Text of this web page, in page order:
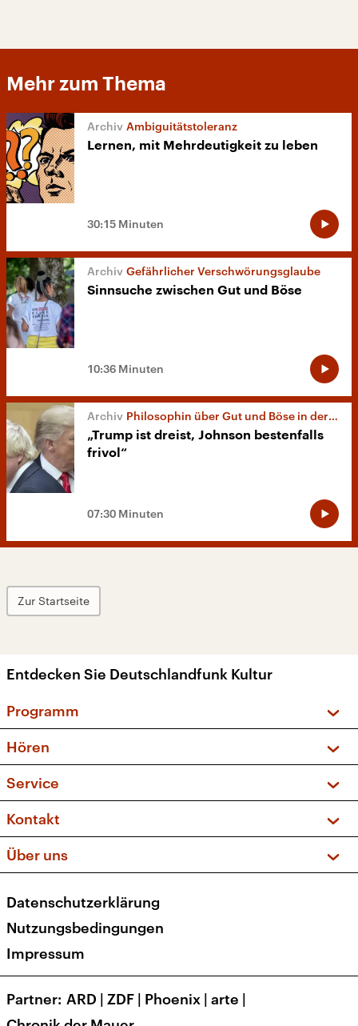
Mehr zum Thema
Ambiguitätstoleranz
Lernen, mit Mehrdeutigkeit zu leben
30:15 Minuten
Gefährlicher Verschwörungsglaube
Sinnsuche zwischen Gut und Böse
10:36 Minuten
Philosophin über Gut und Böse in der Politik
„Trump ist dreist, Johnson bestenfalls
frivol“
07:30 Minuten
Zur Startseite
Entdecken Sie Deutschlandfunk Kultur
Programm
Sendungen und Podcasts
Musikliste
Kakadu – Das Kinderprogramm
Hören
Frequenzen (UKW + DAB+)
Service
FAQ
Apps
Newsletter
Veranstaltungen
Kontakt
Social Media
Über uns
Presse
Karriere
Transparenz
Datenschutzerklärung
Nutzungsbedingungen
Impressum
Partner ARD | ZDF | Phoenix | arte |